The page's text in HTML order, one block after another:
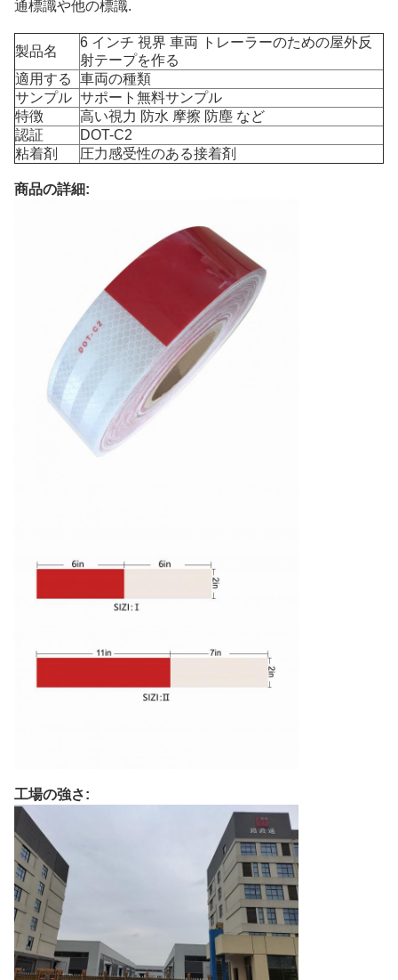
通標識や他の標識.
製品名
6 インチ 視界 車両 トレーラーのための屋外反
射テープを作る
適用する
車両の種類
サンプル サポート無料サンプル
特徴
高い視力 防水 摩擦 防塵 など
認証
DOT-C2
粘着剤
圧力感受性のある接着剤
商品の詳細:
工場の強さ: